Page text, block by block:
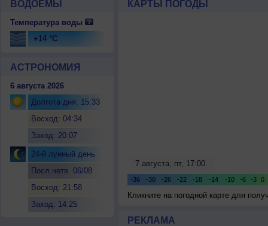
ВОДОЕМЫ
Температура воды
+14 °C
АСТРОНОМИЯ
6 августа 2026
Долгота дня: 15:33
Восход: 04:34
Заход: 20:07
24-й лунный день
Посл.четв. 06/08
Восход: 21:58
Заход: 14:25
КАРТЫ ПОГОДЫ
Кликните на погодной карте для
РЕКЛАМА